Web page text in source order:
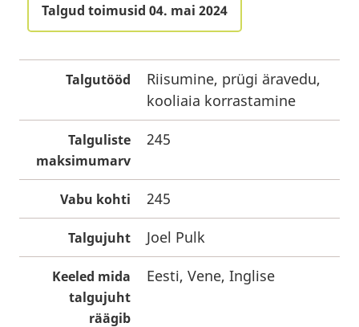
Talgud toimusid 04. mai 2024
Talgutööd
Riisumine, prügi äravedu,
kooliaia korrastamine
Talguliste
maksimumarv
245
Vabu kohti 245
Talgujuht Joel Pulk
Keeled mida
talgujuht
räägib
Eesti, Vene, Inglise